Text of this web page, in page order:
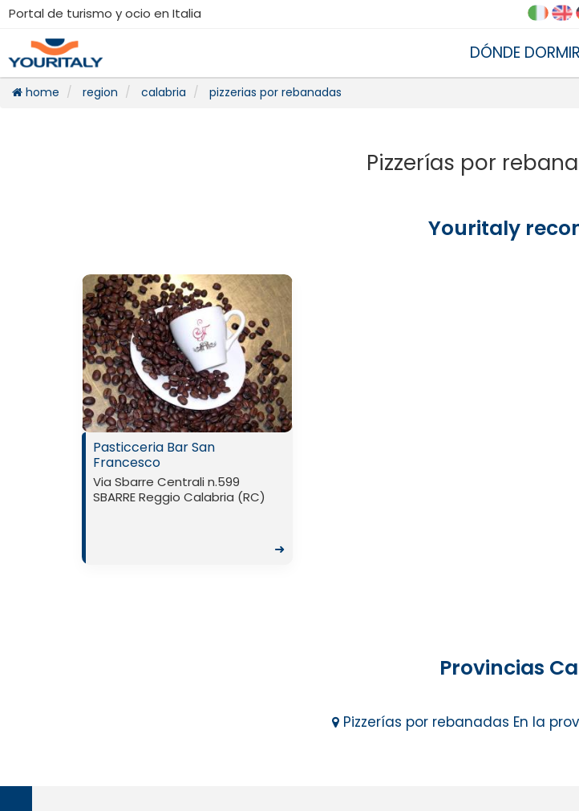
Portal de turismo y ocio en Italia
DÓNDE DORMIR
home region calabria pizzerias por rebanadas
Pizzerías por
Youritaly
Pasticceria Bar San
Francesco
Via Sbarre Centrali n.599
SBARRE Reggio Calabria (RC)
➜
Provincias
Pizzerías por rebanadas En la